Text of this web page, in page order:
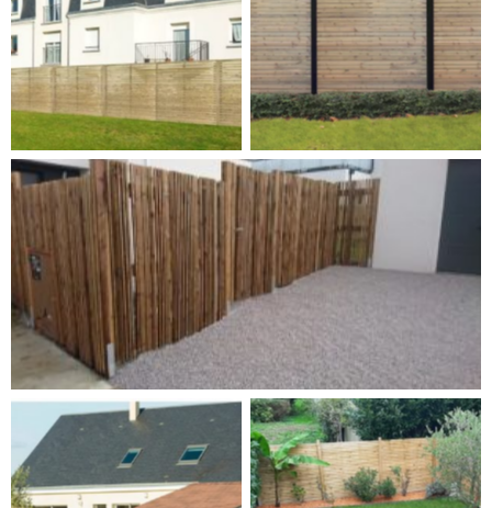
Cliquez pour agrandir
Cliquez pour agrandir
Cliquez pour agrandir